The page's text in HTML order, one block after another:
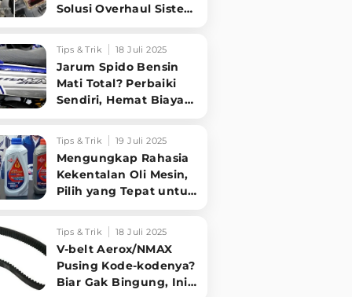
Solusi Overhaul Sistem
Tips & Trik 18 Juli 2025
Jarum Spido Bensin
Mati Total? Perbaiki
Sendiri, Hemat Biaya
Tips & Trik 19 Juli 2025
Mengungkap Rahasia
Kekentalan Oli Mesin,
Pilih yang Tepat untuk
Motormu!
Tips & Trik 18 Juli 2025
V-belt Aerox/NMAX
Pusing Kode-kodenya?
Biar Gak Bingung, Ini